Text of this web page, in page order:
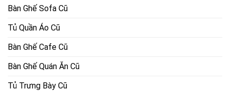
Bàn Ghế Sofa Cũ
Tủ Quần Áo Cũ
Bàn Ghế Cafe Cũ
Bàn Ghế Quán Ăn Cũ
Tủ Trưng Bày Cũ